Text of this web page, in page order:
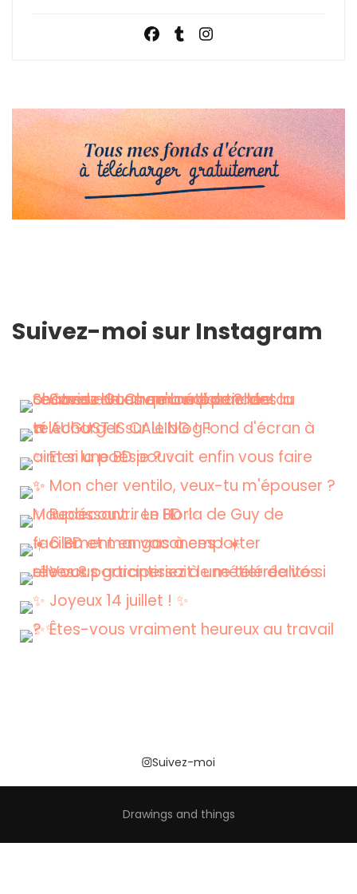
Suivez-moi sur Instagram
Suivez-moi
Drawings and things